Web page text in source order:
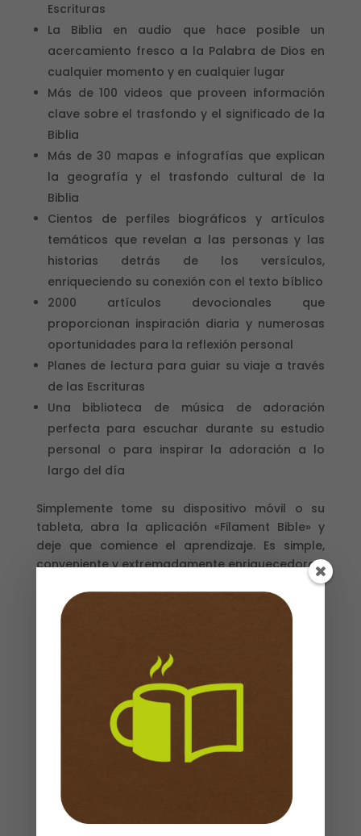
Escrituras
La Biblia en audio que hace posible un
acercamiento fresco a la Palabra de Dios en
cualquier momento y en cualquier lugar
Más de 100 videos que proveen información
clave sobre el trasfondo y el significado de la
Biblia
Más de 30 mapas e infografías que explican
la geografía y el trasfondo cultural de la
Biblia
Cientos de perfiles biográficos y artículos
temáticos que revelan a las personas y las
historias detrás de los versículos,
enriqueciendo su conexión con el texto bíblico
2000 artículos devocionales que
proporcionan inspiración diaria y numerosas
oportunidades para la reflexión personal
Planes de lectura para guiar su viaje a través
de las Escrituras
Una biblioteca de música de adoración
perfecta para escuchar durante su estudio
personal o para inspirar la adoración a lo
largo del día
Simplemente tome su dispositivo móvil o su
tableta, abra la aplicación «Filament Bible» y
deje que comience el aprendizaje. Es simple,
conveniente y extremadamente enriquecedora.
La Nueva Traducción Viviente es una traducción
de la Biblia clara y precisa. Es fácil de
de los idiomas originales en un estilo de
escritura fluido y natural que promueve una
lectura significativa y accesible.
Letra
Grande/
Añadir al carrito
Descripción